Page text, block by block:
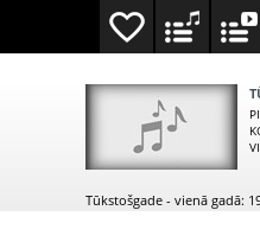
Tūkstošgade - vienā gadā: